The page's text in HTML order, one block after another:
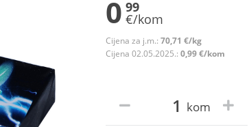
0 99
€/kom
Cijena za j.m.: 70,71 €/kg
Cijena 02.05.2025.: 0,99 €/kom
kom